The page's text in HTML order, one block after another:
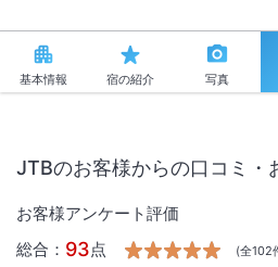
基本情報 宿の紹介 写真
JTBのお客様からの口コミ・
お客様アンケート評価
総合： 93点 (全102